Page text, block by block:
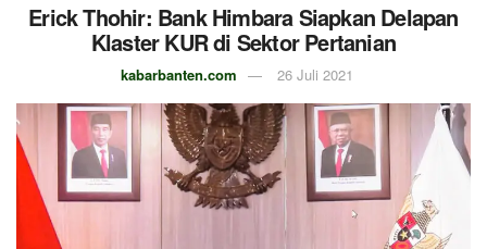
Erick Thohir: Bank Himbara Siapkan Delapan
Klaster KUR di Sektor Pertanian
kabarbanten.com 26 Juli 2021